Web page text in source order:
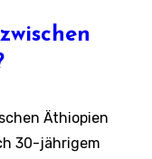
Äthiopien
30-jährigem